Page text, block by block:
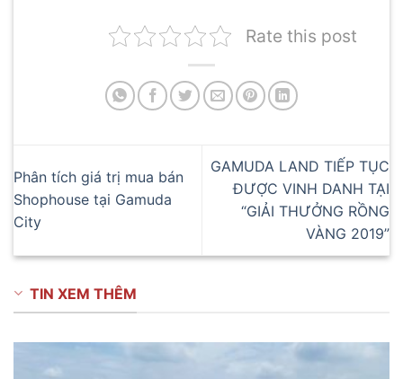
Rate this post
Phân tích giá trị mua bán
Shophouse tại Gamuda
City
GAMUDA LAND TIẾP TỤC
ĐƯỢC VINH DANH TẠI
“GIẢI THƯỞNG RỒNG
VÀNG 2019”
TIN XEM THÊM